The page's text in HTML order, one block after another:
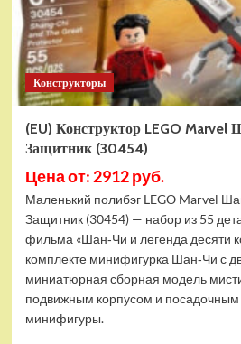
Конструкторы
(EU) Конструктор LEGO
Защитник (30454)
Цена от: 2912 руб.
Маленький полибэг LEGO Marvel
Защитник (30454) — набор из 55
фильма «Шан‑Чи и легенда десяти
комплекте минифигурка Шан‑Чи с
миниатюрная сборная модель
подвижным корпусом и
минифигуры.